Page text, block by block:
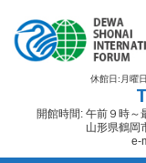
休館日:月曜
開館時間: 午前９時～
山形県鶴
e-